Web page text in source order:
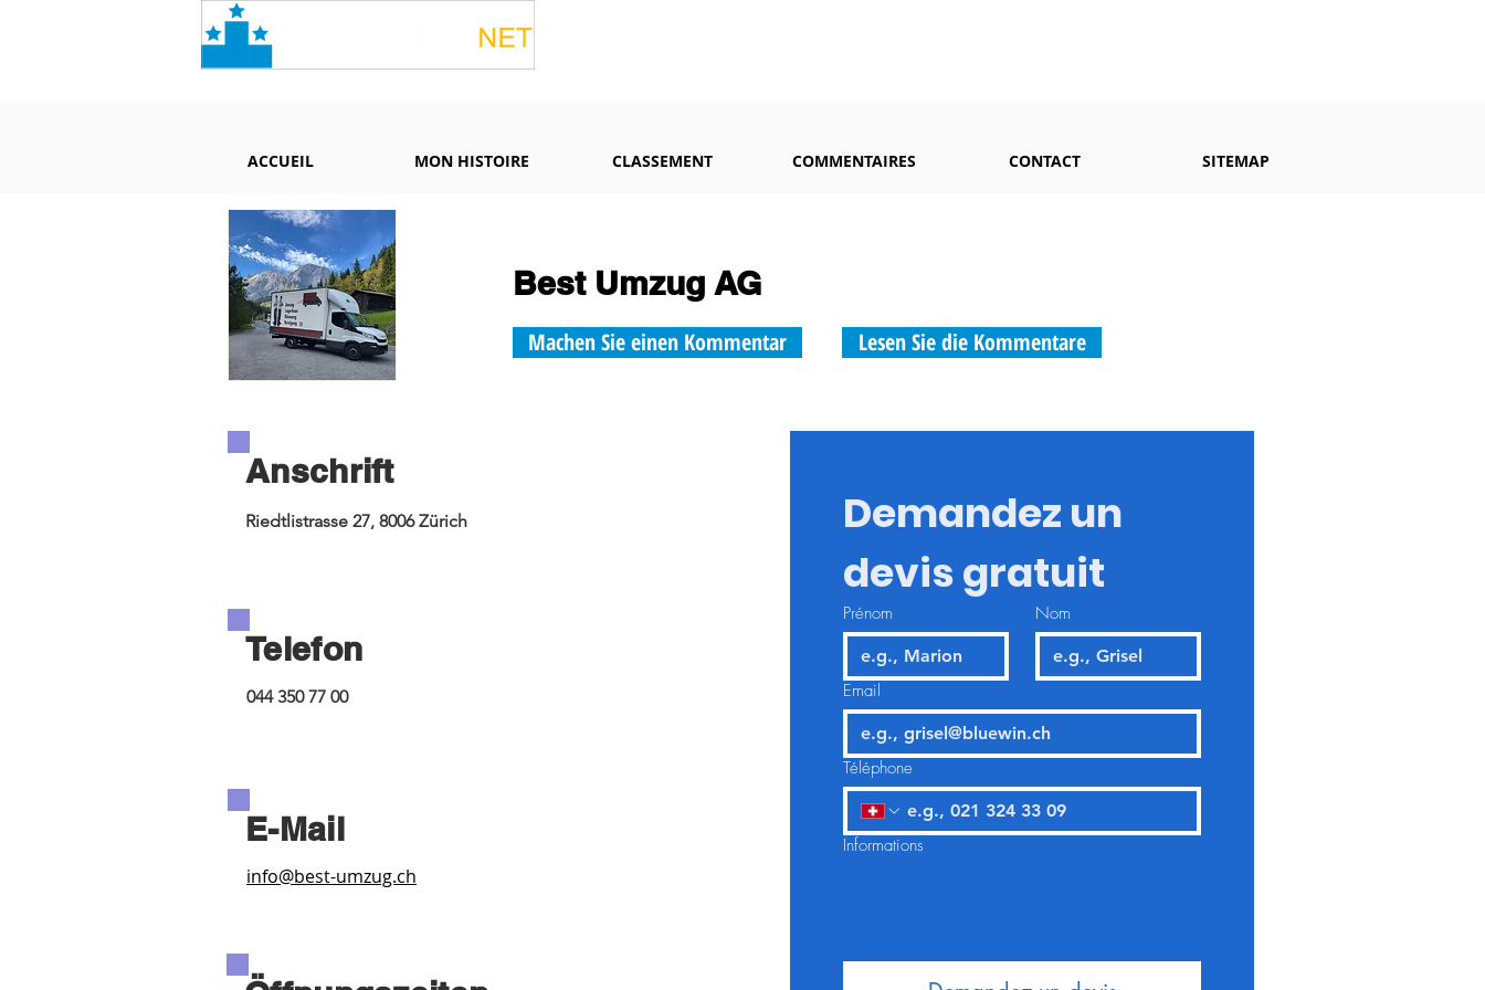
ACCUEIL MON HISTOIRE CLASSEMENT COMMENTAIRES CONTACT SITEMAP
Best Umzug AG
Machen Sie einen Kommentar Lesen Sie die Kommentare
Anschrift
Riedtlistrasse 27, 8006 Zürich
Telefon
044 350 77 00
E-Mail
info@best-umzug.ch
Demandez un
devis gratuit
Prénom Nom
Email
Téléphone
Informations